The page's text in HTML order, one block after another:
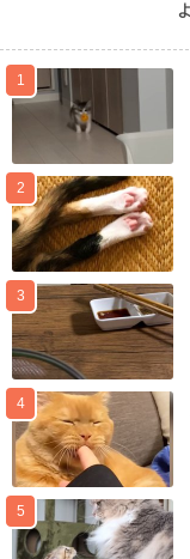
1
2
3
4
5